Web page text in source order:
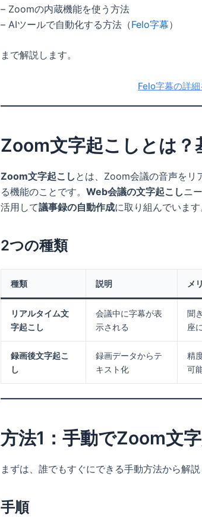
– Zoomの内蔵機能を使う方法
– AIツールで自動化する方法（Felo字幕）
まで解説します。
Felo字幕の詳
Zoom文字起こしとは？
Zoom文字起こし とは、Zoom会議の音声をリ
る機能のことです。 Web会議の文字起こしニ
活用して議事録の自動作成に取り組んでいます
2つの種類
種類 説明 メ
リアルタイム文
字起こし
会議中に字幕が表
示される
聞
座
録画後文字起こ
し
録画データからテ
キスト化
精
可
方法1：手動でZoom文
まずは、誰でもすぐにできる手動方法から解説
手順